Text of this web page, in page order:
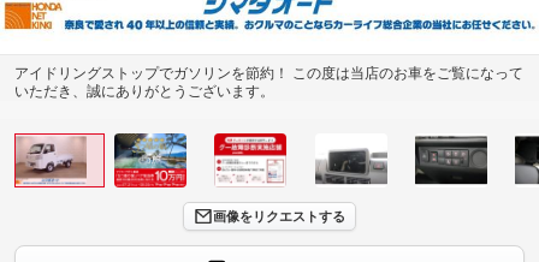
アイドリングストップでガソリンを節約！ この度は当店のお車をご覧になって
いただき、誠にありがとうございます。
画像をリクエストする